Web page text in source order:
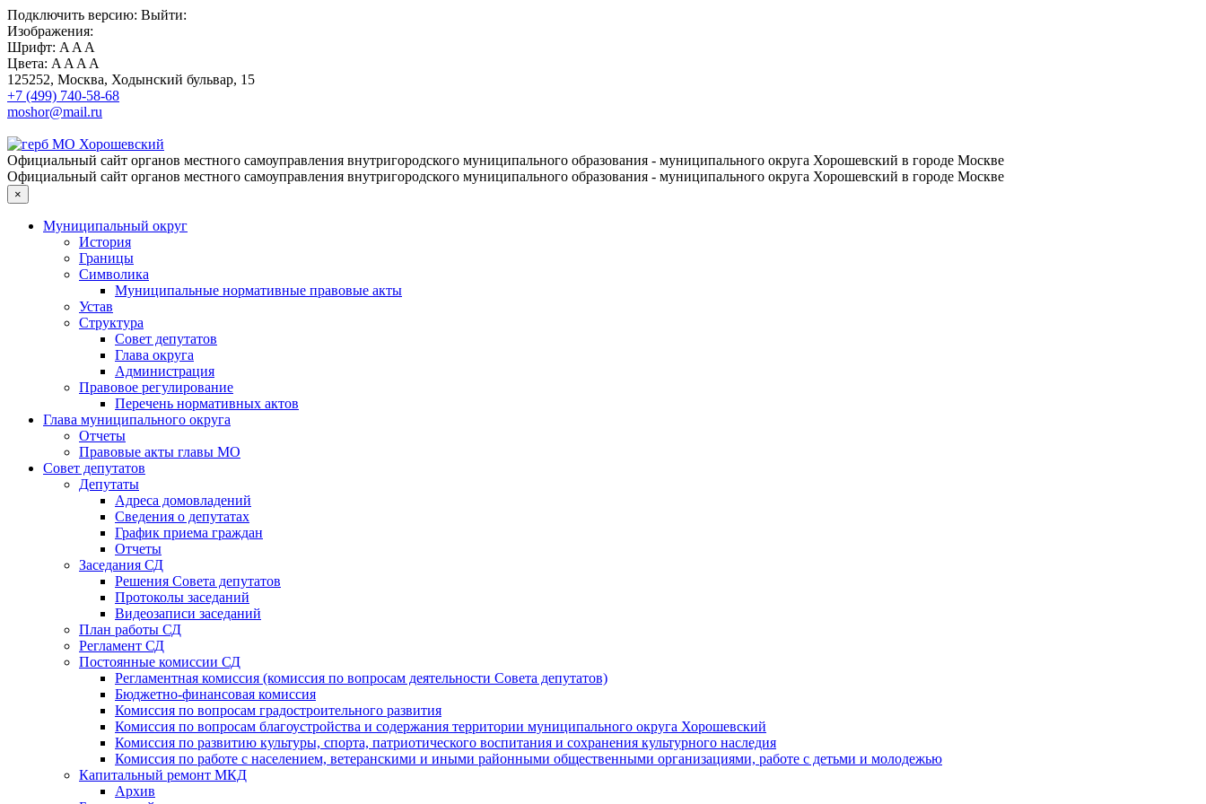
Подключить версию: Выйти:
Изображения:
Шрифт: A A A
Цвета: A A A A
125252, Москва, Ходынский бульвар, 15
+7 (499) 740-58-68
moshor@mail.ru
Официальный сайт органов местного самоуправления внутригородского муниципального образования - муниципального округа Хорошевский в городе Москве
Официальный сайт органов местного самоуправления внутригородского муниципального образования - муниципального округа Хорошевский в городе Москве
×
Муниципальный округ
История
Границы
Символика
Муниципальные нормативные правовые акты
Устав
Структура
Совет депутатов
Глава округа
Администрация
Правовое регулирование
Перечень нормативных актов
Глава муниципального округа
Отчеты
Правовые акты главы МО
Совет депутатов
Депутаты
Адреса домовладений
Сведения о депутатах
График приема граждан
Отчеты
Заседания СД
Решения Совета депутатов
Протоколы заседаний
Видеозаписи заседаний
План работы СД
Регламент СД
Постоянные комиссии СД
Регламентная комиссия (комиссия по вопросам деятельности Совета депутатов)
Бюджетно-финансовая комиссия
Комиссия по вопросам градостроительного развития
Комиссия по вопросам благоустройства и содержания территории муниципального округа Хорошевский
Комиссия по развитию культуры, спорта, патриотического воспитания и сохранения культурного наследия
Комиссия по работе с населением, ветеранскими и иными районными общественными организациями, работе с детьми и молодежью
Капитальный ремонт МКД
Архив